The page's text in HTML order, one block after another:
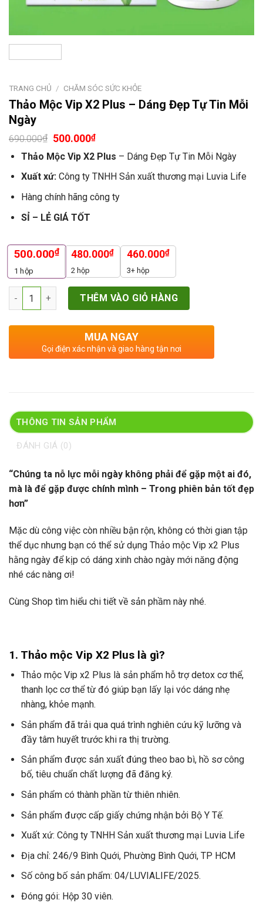
TRANG CHỦ / CHĂM SÓC SỨC KHỎE
Thảo Mộc Vip X2 Plus – Dáng Đẹp Tự Tin Mỗi
Ngày
690.000₫ 500.000₫
Thảo Mộc Vip X2 Plus – Dáng Đẹp Tự Tin Mỗi Ngày
Xuất xứ:Công ty TNHH Sản xuất thương mại Luvia Life
Hàng chính hãng công ty
SỈ – LẺ GIÁ TỐT
500.000₫
1 hộp
480.000₫
2 hộp
460.000₫
3+ hộp
Số lượng THÊM VÀO GIỎ HÀNG
MUA NGAY
Gọi điện xác nhận và giao hàng tận nơi
THÔNG TIN SẢN PHẨM
ĐÁNH GIÁ (0)
“Chúng ta nỗ lực mỗi ngày không phải để gặp một ai đó,
mà là để gặp được chính mình – Trong phiên bản tốt đẹp
hơn”
Mặc dù công việc còn nhiều bận rộn, không có thời gian tập
thể dục nhưng bạn có thể sử dụng Thảo mộc Vip x2 Plus
hằng ngày để kịp có dáng xinh chào ngày mới năng động
nhé các nàng ơi!
Cùng Shop tìm hiểu chi tiết về sản phầm này nhé.
1. Thảo mộc Vip X2 Plus là gì?
Thảo mộc Vip x2 Plus là sản phẩm hỗ trợ detox cơ thể,
thanh lọc cơ thể từ đó giúp bạn lấy lại vóc dáng nhẹ
nhàng, khỏe mạnh.
Sản phẩm đã trải qua quá trình nghiên cứu kỹ lưỡng và
đầy tâm huyết trước khi ra thị trường.
Sản phẩm được sản xuất đúng theo bao bì, hồ sơ công
bố, tiêu chuẩn chất lượng đã đăng ký.
Sản phẩm có thành phần từ thiên nhiên.
Sản phẩm được cấp giấy chứng nhận bởi Bộ Y Tế.
Xuất xứ: Công ty TNHH Sản xuất thương mại Luvia Life
Địa chỉ: 246/9 Bình Quới, Phường Bình Quới, TP HCM
Số công bố sản phẩm: 04/LUVIALIFE/2025.
Đóng gói: Hộp 30 viên.